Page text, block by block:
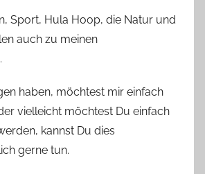
Sport, Hula Hoop, die Natur und
auch zu meinen
haben, möchtest mir einfach
vielleicht möchtest Du einfach
kannst Du dies
gerne tun.